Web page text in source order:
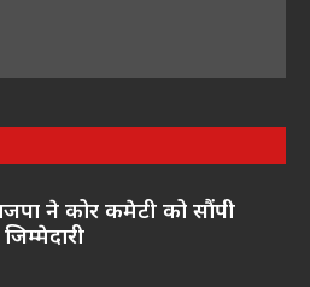
ने कोर कमेटी को सौंपी